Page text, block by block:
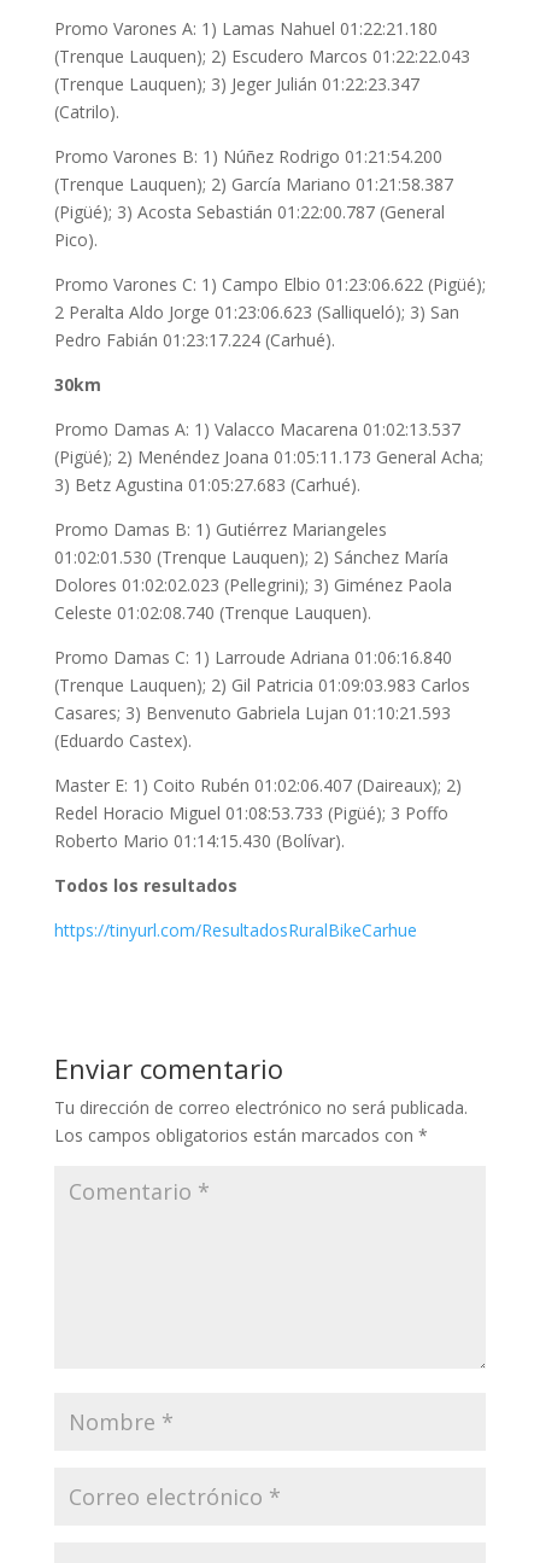
Promo Varones A: 1) Lamas Nahuel 01:22:21.180
(Trenque Lauquen); 2) Escudero Marcos 01:22:22.043
(Trenque Lauquen); 3) Jeger Julián 01:22:23.347
(Catrilo).
Promo Varones B: 1) Núñez Rodrigo 01:21:54.200
(Trenque Lauquen); 2) García Mariano 01:21:58.387
(Pigüé); 3) Acosta Sebastián 01:22:00.787 (General
Pico).
Promo Varones C: 1) Campo Elbio 01:23:06.622 (Pigüé);
2 Peralta Aldo Jorge 01:23:06.623 (Salliqueló); 3) San
Pedro Fabián 01:23:17.224 (Carhué).
30km
Promo Damas A: 1) Valacco Macarena 01:02:13.537
(Pigüé); 2) Menéndez Joana 01:05:11.173 General Acha;
3) Betz Agustina 01:05:27.683 (Carhué).
Promo Damas B: 1) Gutiérrez Mariangeles
01:02:01.530 (Trenque Lauquen); 2) Sánchez María
Dolores 01:02:02.023 (Pellegrini); 3) Giménez Paola
Celeste 01:02:08.740 (Trenque Lauquen).
Promo Damas C: 1) Larroude Adriana 01:06:16.840
(Trenque Lauquen); 2) Gil Patricia 01:09:03.983 Carlos
Casares; 3) Benvenuto Gabriela Lujan 01:10:21.593
(Eduardo Castex).
Master E: 1) Coito Rubén 01:02:06.407 (Daireaux); 2)
Redel Horacio Miguel 01:08:53.733 (Pigüé); 3 Poffo
Roberto Mario 01:14:15.430 (Bolívar).
Todos los resultados
https://tinyurl.com/ResultadosRuralBikeCarhue
Enviar comentario
Tu dirección de correo electrónico no será publicada.
Los campos obligatorios están marcados con *